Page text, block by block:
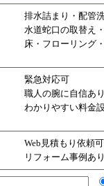
排水詰まり・配管
水道蛇口の取替え
床・フローリング
緊急対応可
職人の腕に自信あ
わかりやすい料金
Web見積もり依頼可
リフォーム事例あ